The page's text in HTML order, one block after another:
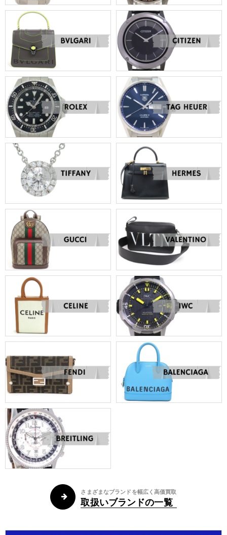
さまざまなブランドを幅広く高価買取
取扱いブランドの一覧